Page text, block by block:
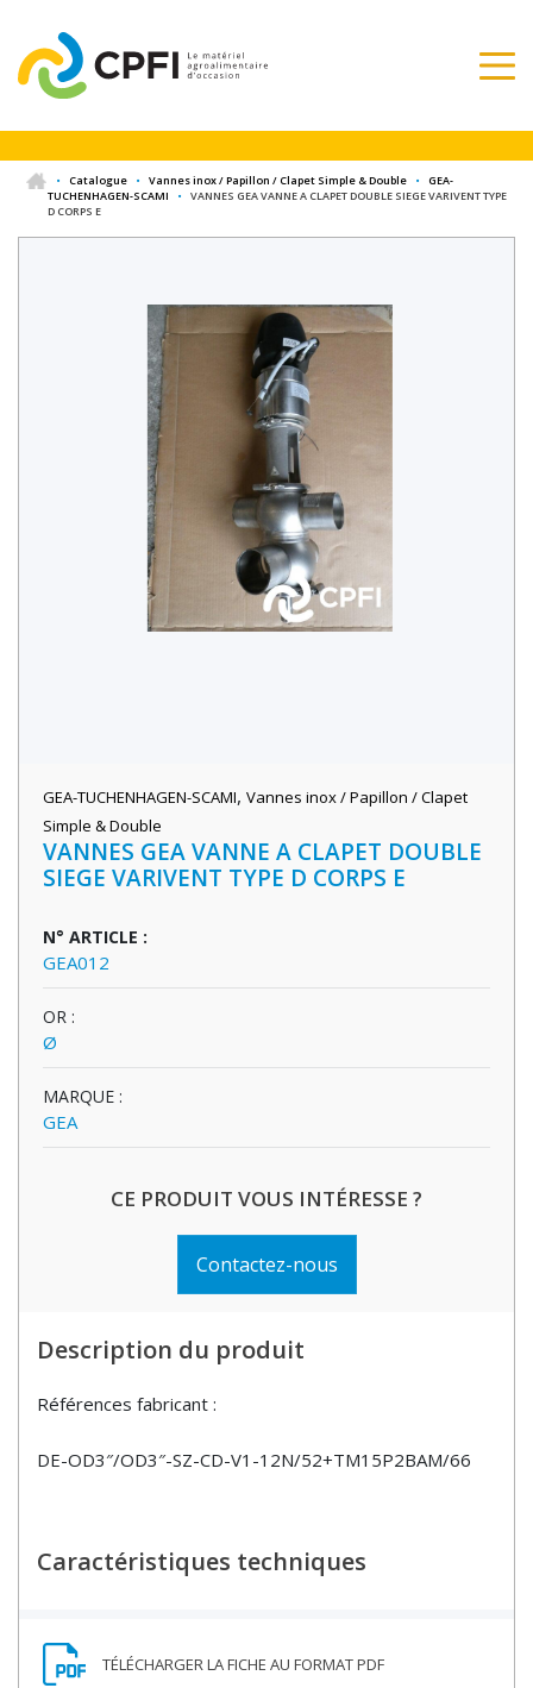
• Catalogue • Vannes inox / Papillon / Clapet Simple & Double •
GEA-
TUCHENHAGEN-SCAMI
•
VANNES GEA VANNE A CLAPET DOUBLE SIEGE VARIVENT TYPE
D CORPS E
GEA-TUCHENHAGEN-SCAMI, Vannes inox / Papillon / Clapet
Simple & Double
VANNES GEA VANNE A CLAPET DOUBLE
SIEGE VARIVENT TYPE D CORPS E
N° ARTICLE :
GEA012
OR :
Ø
MARQUE :
GEA
CE PRODUIT VOUS INTÉRESSE ?
Contactez-nous
Description du produit
Références fabricant :
DE-OD3″/OD3″-SZ-CD-V1-12N/52+TM15P2BAM/66
Caractéristiques techniques